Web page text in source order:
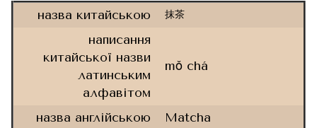
назва китайською 抹茶
написання
китайської назви
латинським
алфавітом
mǒ chá
назва англійською Matcha